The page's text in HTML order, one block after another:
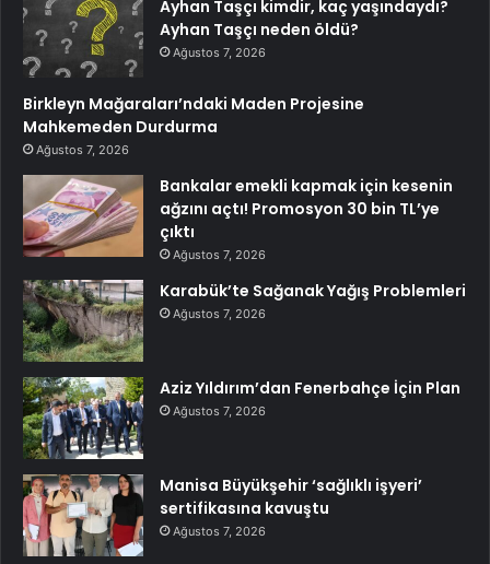
Ayhan Taşçı kimdir, kaç yaşındaydı?
Ayhan Taşçı neden öldü?
Ağustos 7, 2026
Birkleyn Mağaraları’ndaki Maden Projesine
Mahkemeden Durdurma
Ağustos 7, 2026
Bankalar emekli kapmak için kesenin
ağzını açtı! Promosyon 30 bin TL’ye
çıktı
Ağustos 7, 2026
Karabük’te Sağanak Yağış Problemleri
Ağustos 7, 2026
Aziz Yıldırım’dan Fenerbahçe İçin Plan
Ağustos 7, 2026
Manisa Büyükşehir ‘sağlıklı işyeri’
sertifikasına kavuştu
Ağustos 7, 2026